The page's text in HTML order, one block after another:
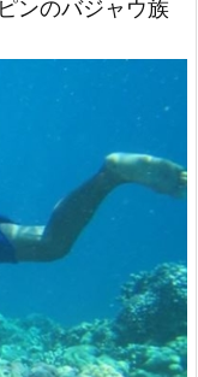
ンのバジャウ族